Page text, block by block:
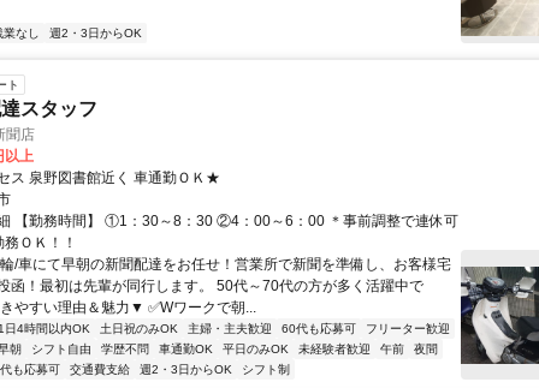
業なし 週2・3日からOK
ト
スタッフ
聞店
以上
ス 泉野図書館近く 車通勤ＯＫ★
【勤務時間】 ①1：30～8：30 ②4：00～6：00 ＊事前調整で連休可
ＯＫ！！
/車にて早朝の新聞配達をお任せ！営業所で新聞を準備し、お客様宅
函！最初は先輩が同行します。 50代～70代の方が多く活躍中で
やすい理由＆魅力▼ ✅Wワークで朝...
日4時間以内OK 土日祝のみOK 主婦・主夫歓迎 60代も応募可
フリーター歓迎
朝
シフト自由 学歴不問 車通勤OK 平日のみOK 未経験者歓迎 午前
夜間
も応募可
交通費支給 週2・3日からOK シフト制